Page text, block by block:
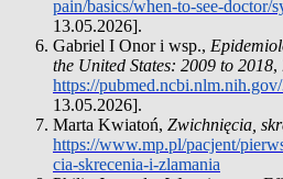
pain/basics/when-to-see-doctor/
13.05.2026].
Gabriel I Onor i wsp.,
the United States: 2009 to 2018,
https://
13.05.2026].
Marta Kwiatoń, Zwichnięcia,
https://www.mp.pl/pacjent/
cia-skrecenia-i-zlamania